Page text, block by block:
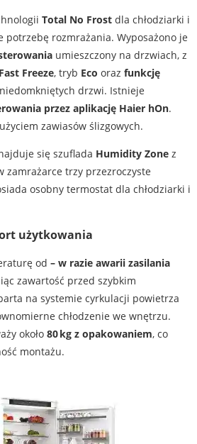
Total No Frostdla chłodziarki i
potrzebę rozmrażania. Wyposażono je
umieszczony na drzwiach, z
Fast Freeze, tryb Eco oraz funkcję
drzwi. Istnieje
przez aplikację Haier hOn.
zawiasów ślizgowych.
się szuflada Humidity Zonez
zamrażarce trzy przezroczyste
osobny termostat dla chłodziarki i
użytkowania
od – w razie awarii zasilania
zawartość przed szybkim
na systemie cyrkulacji powietrza
chłodzenie we wnętrzu.
około 80 kg z opakowaniem, co
montażu.